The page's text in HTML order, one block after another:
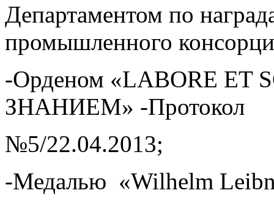
Департаментом по
промышленного
-Орденом «LABORE
ЗНАНИЕМ» -Протокол
№5/22.04.2013;
-Медалью «Wilhelm